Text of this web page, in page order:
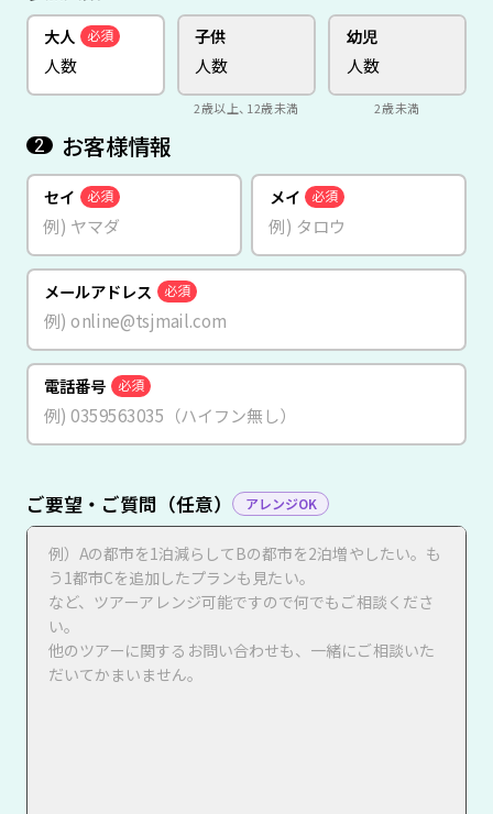
大人 必須 子供
2歳以上、12歳未満
幼児
2歳未満
2 お客様情報
セイ 必須 メイ 必須
メールアドレス 必須
電話番号 必須
ご要望・ご質問（任意） アレンジOK